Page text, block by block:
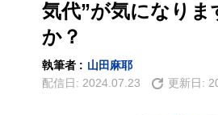
気代”が気になり
か？
執筆者 : 山田麻耶
配信日: 2024.07.23 更新日: